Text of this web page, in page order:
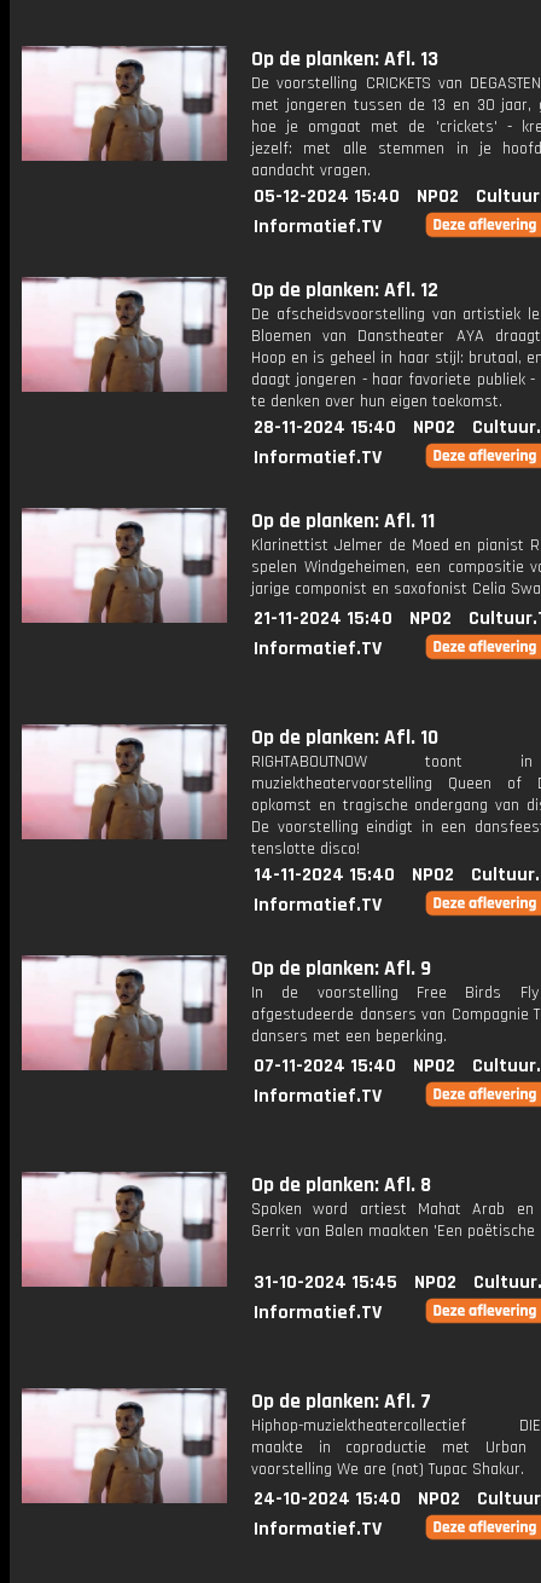
Op de planken: Afl. 13
De voorstelling CRICKETS van
met jongeren tussen de 13 en 30 jaar,
hoe je omgaat met de 'crickets' -
jezelf: met alle stemmen in je
aandacht vragen.
05-12-2024 15:40 NPO2
Informatief.TV
Op de planken: Afl. 12
De afscheidsvoorstelling van artistiek
Bloemen van Danstheater AYA
Hoop en is geheel in haar stijl: brutaal,
daagt jongeren - haar favoriete publiek
te denken over hun eigen toekomst.
28-11-2024 15:40 NPO2
Informatief.TV
Op de planken: Afl. 11
Klarinettist Jelmer de Moed en pianist
spelen Windgeheimen, een compositie
jarige componist en saxofonist Celia
21-11-2024 15:40 NPO2
Informatief.TV
Op de planken: Afl. 10
RIGHTABOUTNOW
muziektheatervoorstelling Queen of
opkomst en tragische ondergang van
De voorstelling eindigt in een
tenslotte disco!
14-11-2024 15:40 NPO2
Informatief.TV
Op de planken: Afl. 9
In de voorstelling Free Birds Fly
afgestudeerde dansers van Compagnie
dansers met een beperking.
07-11-2024 15:40 NPO2
Informatief.TV
Op de planken: Afl. 8
Spoken word artiest Mahat Arab en
Gerrit van Balen maakten 'Een
31-10-2024 15:45 NPO2
Informatief.TV
Op de planken: Afl. 7
Hiphop-muziektheatercollectief
maakte in coproductie met Urban
voorstelling We are (not) Tupac Shakur.
24-10-2024 15:40 NPO2
Informatief.TV